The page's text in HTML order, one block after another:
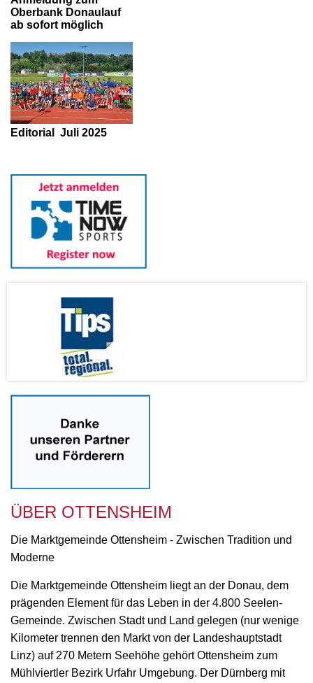
Oberbank Donaulauf
ab sofort möglich
Editorial Juli 2025
ÜBER OTTENSHEIM
Die Marktgemeinde Ottensheim - Zwischen Tradition und
Moderne
Die Marktgemeinde Ottensheim liegt an der Donau, dem
prägenden Element für das Leben in der 4.800 Seelen-
Gemeinde. Zwischen Stadt und Land gelegen (nur wenige
Kilometer trennen den Markt von der Landeshauptstadt
Linz) auf 270 Metern Seehöhe gehört Ottensheim zum
Mühlviertler Bezirk Urfahr Umgebung. Der Dürnberg mit